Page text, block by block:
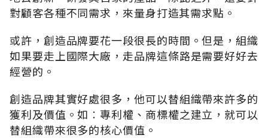
對顧客各種不同需求，來量身打造其需求點。
或許，創造品牌要花一段很長的時間。但是，組織
如果要走上國際大廠，走品牌這條路是需要好好去
經營的。
創造品牌其實好處很多，他可以替組織帶來許多的
獲利及價值。如︰專利權、商標權之建立，就可以
替組織帶來很多的核心價值。